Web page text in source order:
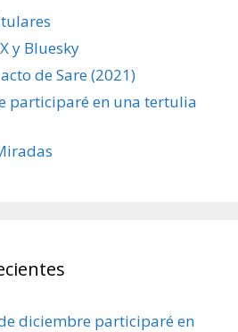
y Bluesky
de Sare (2021)
participaré en una tertulia
diciembre participaré en